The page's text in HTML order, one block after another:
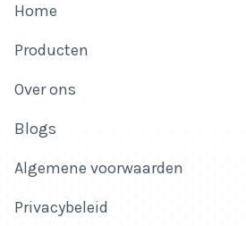
Home
Producten
Over ons
Blogs
Algemene voorwaarden
Privacybeleid